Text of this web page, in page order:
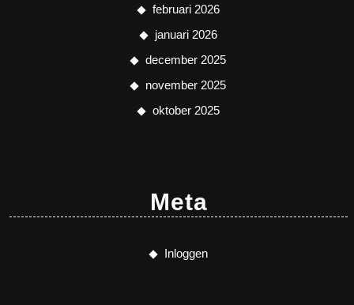
februari 2026
januari 2026
december 2025
november 2025
oktober 2025
Meta
Inloggen